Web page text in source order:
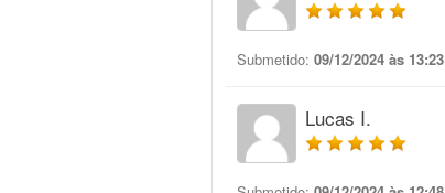
Submetido: 09/12/2024 às 13:23
Lucas I.